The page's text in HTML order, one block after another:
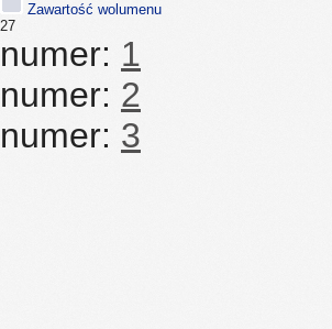
Zawartość wolumenu
27
numer: 1
numer: 2
numer: 3